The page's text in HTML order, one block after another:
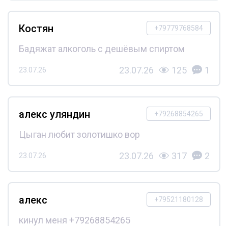
+79779768584
Костян
Бадяжат алкоголь с дешёвым спиртом
23.07.26 23.07.26 125 1
+79268854265
алекс уляндин
Цыган любит золотишко вор
23.07.26 23.07.26 317 2
+79521180128
алекс
кинул меня +79268854265